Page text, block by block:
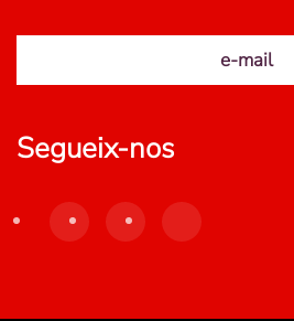
e-mail
Segueix-nos